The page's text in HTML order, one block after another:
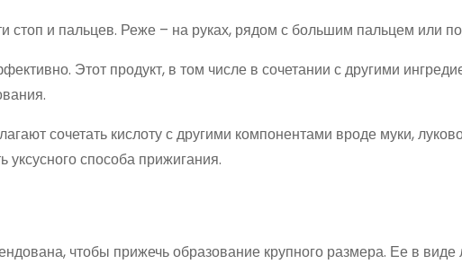
стоп и пальцев. Реже – на руках, рядом с большим пальцем или
Этот продукт, в том числе в сочетании с другими
сочетать кислоту с другими компонентами вроде муки,
способа прижигания.
чтобы прижечь образование крупного размера. Ее в